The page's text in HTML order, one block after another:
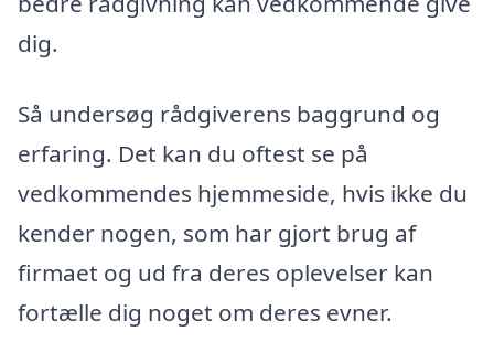
dig.
Så undersøg rådgiverens baggrund og
erfaring. Det kan du oftest se på
vedkommendes hjemmeside, hvis ikke du
kender nogen, som har gjort brug af
firmaet og ud fra deres oplevelser kan
fortælle dig noget om deres evner.